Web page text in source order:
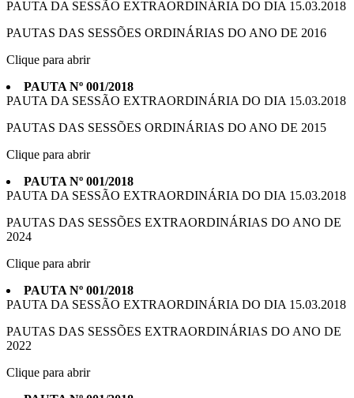
PAUTA DA SESSÃO EXTRAORDINÁRIA DO DIA 15.03.2018
PAUTAS DAS SESSÕES ORDINÁRIAS DO ANO DE 2016
Clique para abrir
PAUTA Nº 001/2018
PAUTA DA SESSÃO EXTRAORDINÁRIA DO DIA 15.03.2018
PAUTAS DAS SESSÕES ORDINÁRIAS DO ANO DE 2015
Clique para abrir
PAUTA Nº 001/2018
PAUTA DA SESSÃO EXTRAORDINÁRIA DO DIA 15.03.2018
PAUTAS DAS SESSÕES EXTRAORDINÁRIAS DO ANO DE
2024
Clique para abrir
PAUTA Nº 001/2018
PAUTA DA SESSÃO EXTRAORDINÁRIA DO DIA 15.03.2018
PAUTAS DAS SESSÕES EXTRAORDINÁRIAS DO ANO DE
2022
Clique para abrir